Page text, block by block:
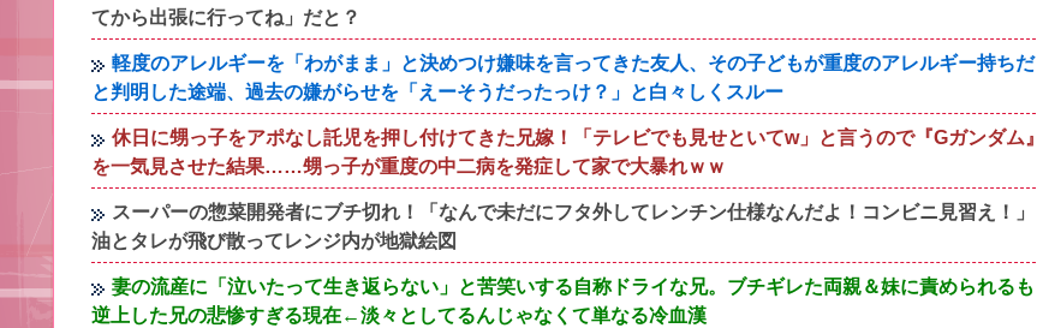
てから出張に行ってね」だと？
軽度のアレルギーを「わがまま」と決めつけ嫌味を言ってきた友人、その子どもが重度のアレルギー持ちだ
と判明した途端、過去の嫌がらせを「えーそうだったっけ？」と白々しくスルー
休日に甥っ子をアポなし託児を押し付けてきた兄嫁！「テレビでも見せといてw」と言うので『Gガンダム』
を一気見させた結果……甥っ子が重度の中二病を発症して家で大暴れｗｗ
スーパーの惣菜開発者にブチ切れ！「なんで未だにフタ外してレンチン仕様なんだよ！コンビニ見習え！」
油とタレが飛び散ってレンジ内が地獄絵図
妻の流産に「泣いたって生き返らない」と苦笑いする自称ドライな兄。ブチギレた両親＆妹に責められるも
逆上した兄の悲惨すぎる現在←淡々としてるんじゃなくて単なる冷血漢